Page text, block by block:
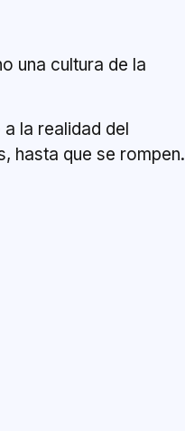
una cultura de la
la realidad del
hasta que se rompen.